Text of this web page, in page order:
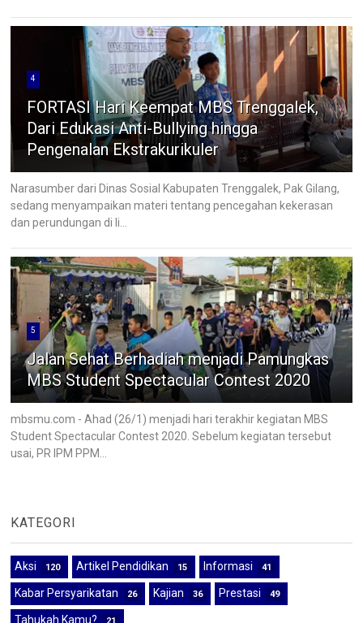
4
FORTASI Hari Keempat MBS Trenggalek,
Dari Edukasi Anti-Bullying hingga
Pengenalan Ekstrakurikuler
Narasumber dari Dinas Sosial Kabupaten Trenggalek, Pak Gilang,
sedang menyampaikan materi tentang pencegahan kekerasan
dan perundungan di li...
5
Jalan Sehat Berhadiah menjadi Pamungkas
MBS Student Spectacular Contest 2020
mbsmu.com - Ahad (26/1) menjadi hari terakhir kegiatan MBS
Student Spectacular Contest 2020. Sebelum kegiatan tersebut
usai, PR IPM PPM...
KATEGORI
Aksi 120 Artikel Pendidikan 15 Informasi 41
Kabar Persyarikatan 26 Kajian 36 Prestasi 49
Tahukah Kamu?